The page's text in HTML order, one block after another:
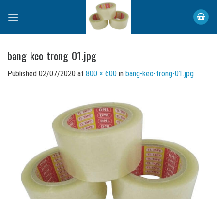
bang-keo-trong-01.jpg
Published 02/07/2020 at 800 × 600 in bang-keo-trong-01.jpg